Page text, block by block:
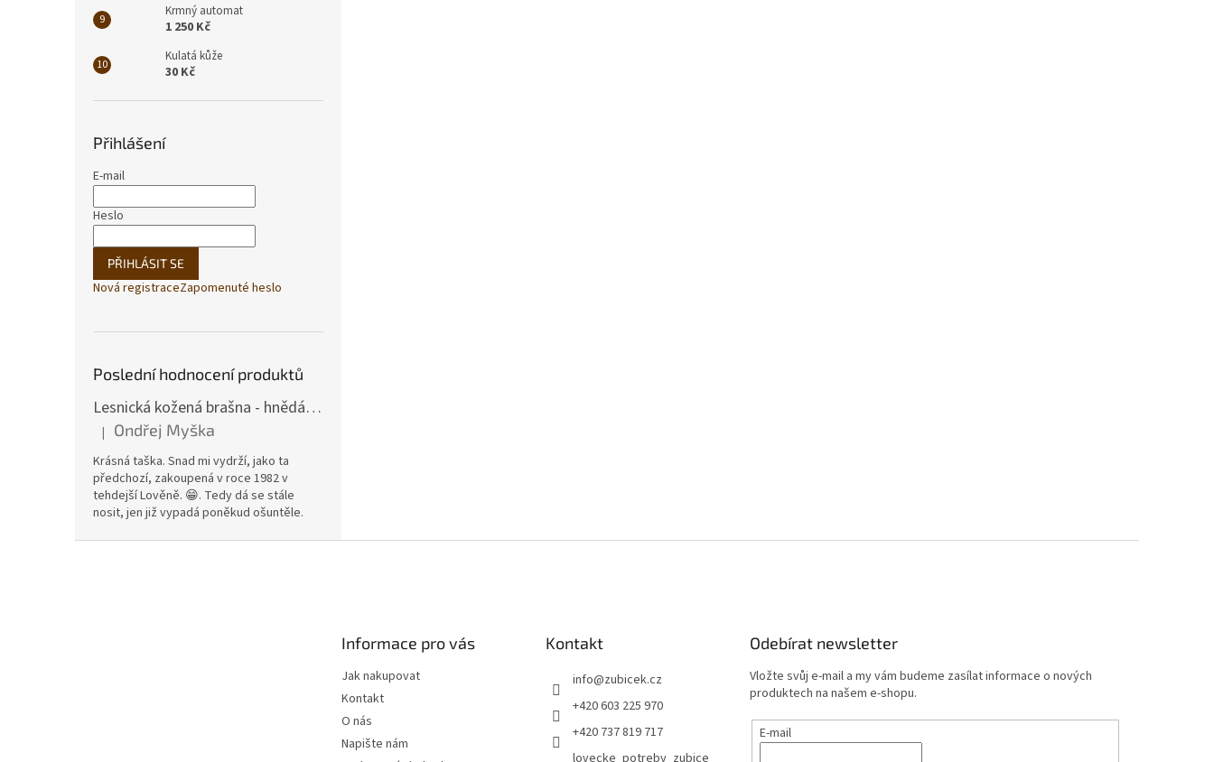
Krmný automat
1 250 Kč
Kulatá kůže
30 Kč
Přihlášení
E-mail
Heslo
PŘIHLÁSIT SE
Nová registraceZapomenuté heslo
Poslední hodnocení produktů
Lesnická kožená brašna - hnědá hovězina
Hodnocení produktu je 5 z 5 hvězdiček.
| Ondřej Myška
Krásná taška. Snad mi vydrží, jako ta
předchozí, zakoupená v roce 1982 v
tehdejší Lověně. 😁. Tedy dá se stále
nosit, jen již vypadá poněkud ošuntěle.
Informace pro vás
Jak nakupovat
Kontakt
O nás
Napište nám
Kontakt
info@zubicek.cz
+420 603 225 970
+420 737 819 717
lovecke_potreby_zubice
Odebírat newsletter
Vložte svůj e-mail a my vám budeme zasílat informace o nových
produktech na našem e-shopu.
E-mail